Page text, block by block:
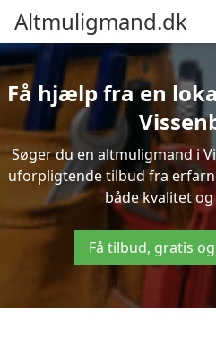
Altmuligmand.dk
Få hjælp fra en
Søger du en altmuligmand i
uforpligtende tilbud fra
både kvalitet
Få tilbud, gratis